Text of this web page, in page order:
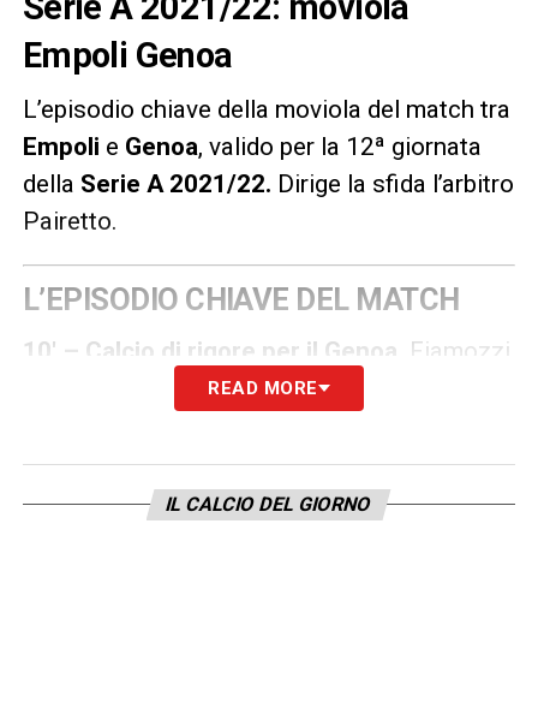
Empoli Genoa
L’episodio chiave della moviola del match tra
Empoli e Genoa, valido per la 12ª giornata
della Serie A 2021/22. Dirige la sfida l’arbitro
Pairetto.
L’EPISODIO CHIAVE DEL MATCH
10′ – Calcio di rigore per il Genoa. Fiamozzi,
dagli sviluppi di calcio d’angolo, tocca il
proteggersi. Dopo consulto con il VAR,
Pairetto conferma la sua decisione ed
READ MORE
IL CALCIO DEL GIORNO